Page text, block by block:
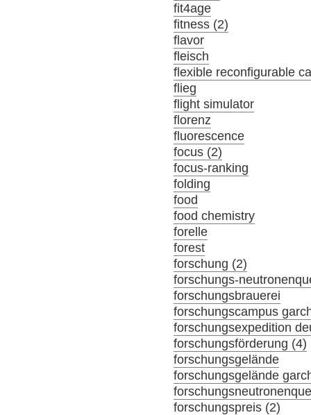
fit4age
fitness (2)
flavor
fleisch
flexible reconfigurable
flieg
flight simulator
florenz
fluorescence
focus (2)
focus-ranking
folding
food
food chemistry
forelle
forest
forschung (2)
forschungs-
forschungsbrauerei
forschungscampus
forschungsexpedition
forschungsförderung (4)
forschungsgelände
forschungsgelände
forschungspreis (2)